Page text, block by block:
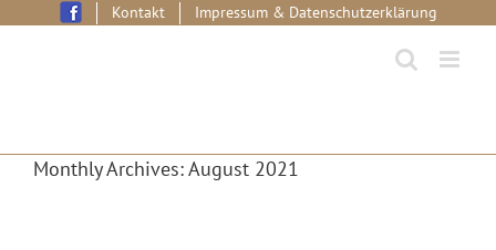
Kontakt Impressum & Datenschutzerklärung
Monthly Archives:August 2021